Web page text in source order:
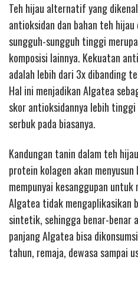
Teh hijau alternatif yang
antioksidan dan bahan teh
sungguh-sungguh tinggi
komposisi lainnya. Kekuatan
adalah lebih dari 3x dibanding
Hal ini menjadikan Algatea
skor antioksidannya lebih
serbuk pada biasanya.
Kandungan tanin dalam teh
protein kolagen akan
mempunyai kesanggupan
Algatea tidak mengaplikasikan
sintetik, sehingga benar-benar
panjang Algatea bisa
tahun, remaja, dewasa sampai